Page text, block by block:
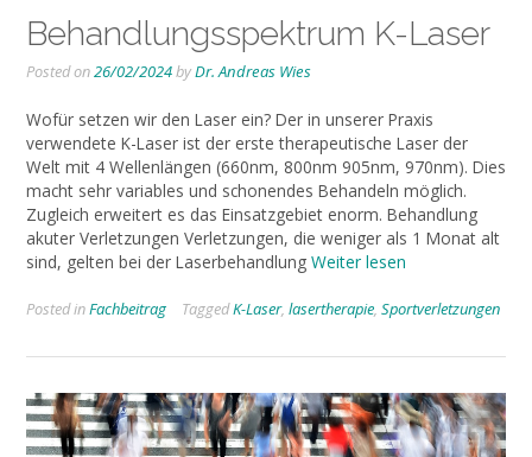
Behandlungsspektrum K-Laser
Posted on26/02/2024byDr. Andreas Wies
Wofür setzen wir den Laser ein? Der in unserer Praxis
verwendete K-Laser ist der erste therapeutische Laser der
Welt mit 4 Wellenlängen (660nm, 800nm 905nm, 970nm). Dies
macht sehr variables und schonendes Behandeln möglich.
Zugleich erweitert es das Einsatzgebiet enorm. Behandlung
akuter Verletzungen Verletzungen, die weniger als 1 Monat alt
sind, gelten bei der Laserbehandlung Weiter lesen
Posted inFachbeitrag TaggedK-Laser, lasertherapie, Sportverletzungen